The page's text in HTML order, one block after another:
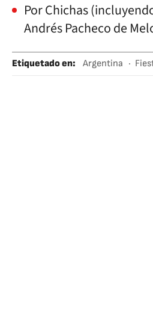
Por Chichas
Andrés Pacheco de
Etiquetado en: Argentina